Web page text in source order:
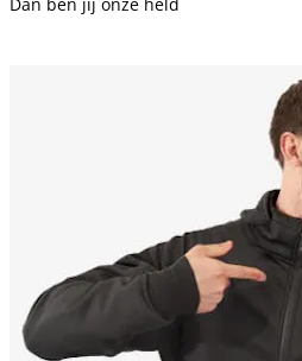
Dan ben jij onze held